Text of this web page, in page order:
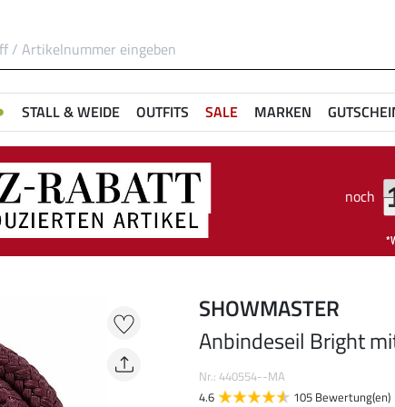
STALL & WEIDE OUTFITS SALE MARKEN
noch
SHOWMASTER
Anbindeseil Bright
Nr.: 440554--MA
4.6
105 Bewertung(en)